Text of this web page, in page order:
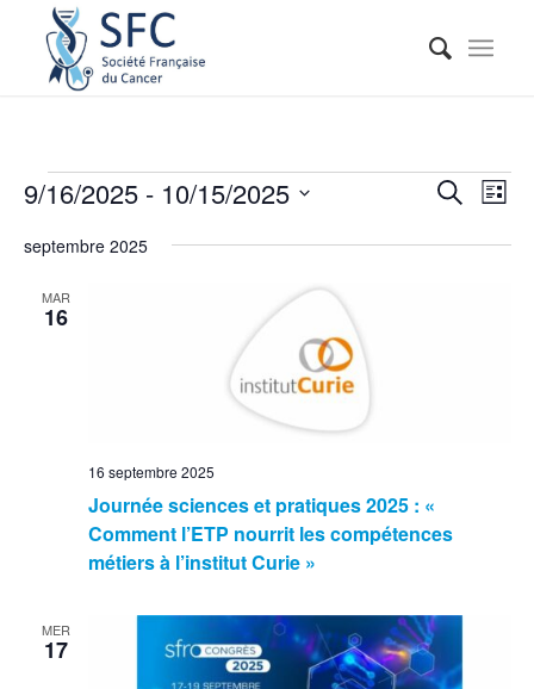
Recherche
de
Liste
9/16/2025 - 10/15/2025
une
septembre 2025
MAR
16
Journée sciences et pratiques 2025 : «
Comment l’ETP nourrit les compétences
métiers à l’institut Curie »
16 septembre 2025
MER
17